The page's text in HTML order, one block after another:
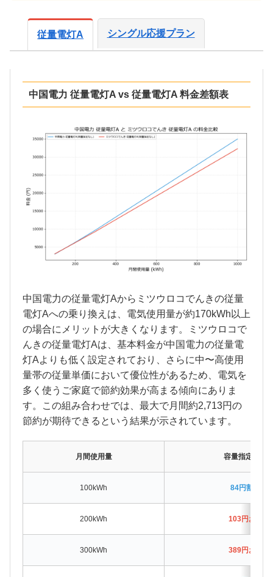
従量電灯A シングル応援プラン
中国電力 従量電灯A vs 従量電灯A 料金差額表
中国電力の従量電灯Aからミツウロコでんきの従量
電灯Aへの乗り換えは、電気使用量が約170kWh以上
の場合にメリットが大きくなります。ミツウロコで
んきの従量電灯Aは、基本料金が中国電力の従量電
灯Aよりも低く設定されており、さらに中〜高使用
量帯の従量単価において優位性があるため、電気を
多く使うご家庭で節約効果が高まる傾向にありま
す。この組み合わせでは、最大で月間約2,713円の
節約が期待できるという結果が示されています。
月間使用量 容量指定なし
100kWh 84円割高
200kWh 103円お得
300kWh 389円お得